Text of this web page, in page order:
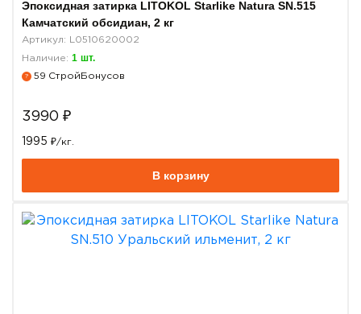
Эпоксидная затирка LITOKOL Starlike Natura SN.515
Камчатский обсидиан, 2 кг
Артикул: L0510620002
Наличие: 1 шт.
? 59 СтройБонусов
3990 ₽
1995 ₽/кг.
В корзину